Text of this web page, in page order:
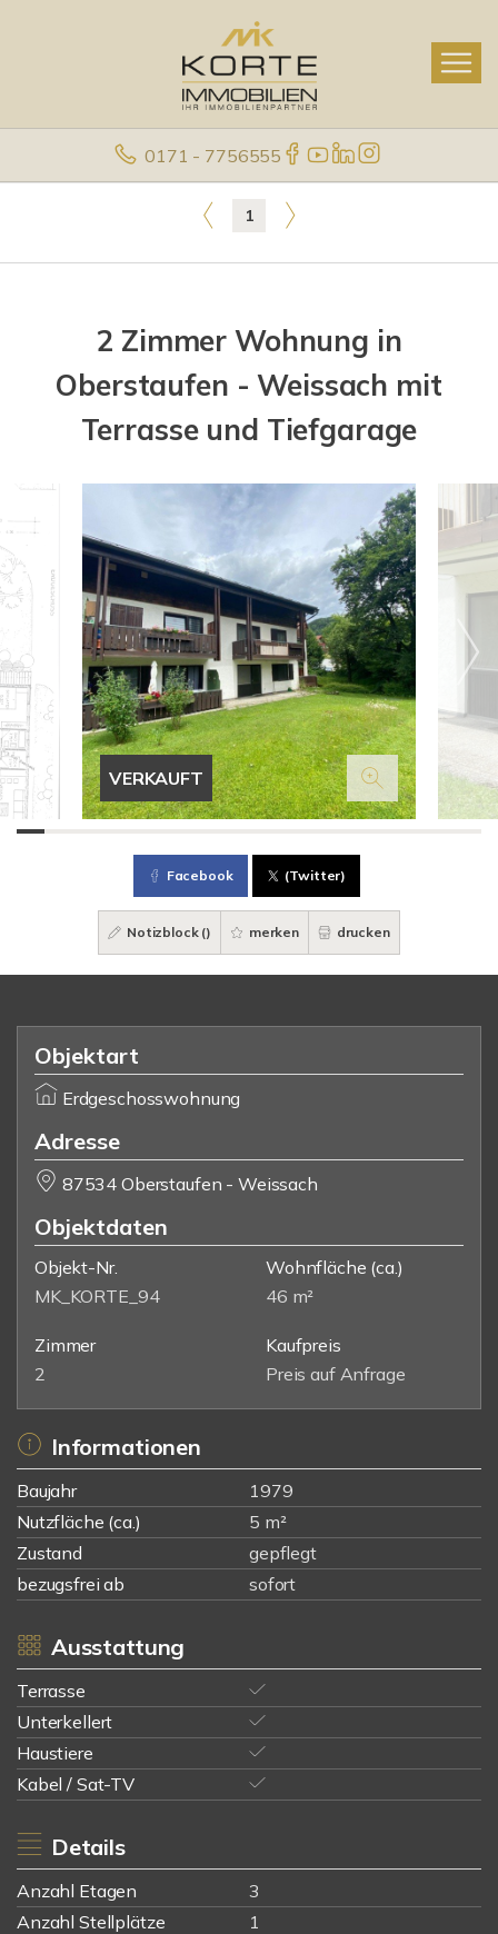
0171 - 7756555
1
2 Zimmer Wohnung in
Oberstaufen - Weissach mit
Terrasse und Tiefgarage
VERKAUFT
Facebook (Twitter)
Notizblock () merken drucken
Objektart
Erdgeschosswohnung
Adresse
87534 Oberstaufen - Weissach
Objektdaten
Objekt-Nr.
MK_KORTE_94
Wohnfläche (ca.)
46 m²
Zimmer
2
Kaufpreis
Preis auf Anfrage
Informationen
Baujahr
1979
Nutzfläche (ca.)
5 m²
Zustand
gepflegt
bezugsfrei ab
sofort
Ausstattung
Terrasse
Unterkellert
Haustiere
Kabel / Sat-TV
Details
Anzahl Etagen
3
Anzahl Stellplätze
1